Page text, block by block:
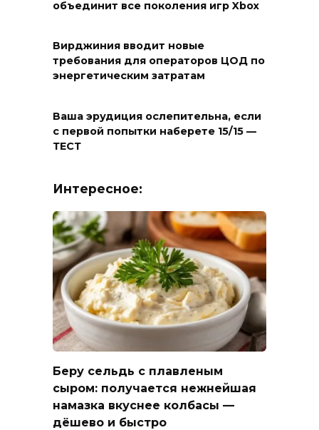
объединит все поколения игр Xbox
Вирджиния вводит новые
требования для операторов ЦОД по
энергетическим затратам
Ваша эрудиция ослепительна, если
с первой попытки наберете 15/15 —
ТЕСТ
Интересное:
Беру сельдь с плавленым
сыром: получается нежнейшая
намазка вкуснее колбасы —
дёшево и быстро